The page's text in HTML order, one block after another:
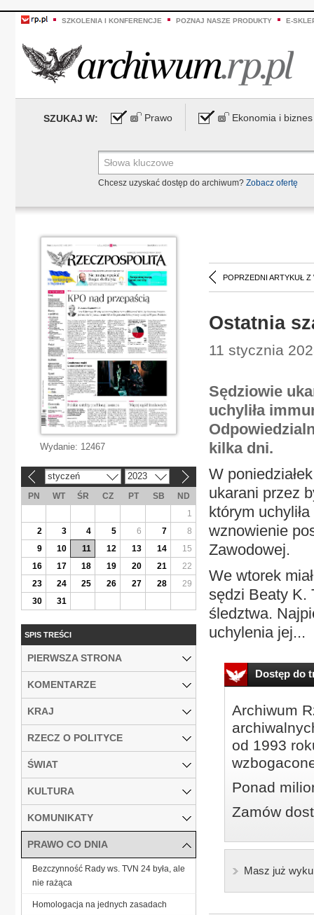
SZKOLENIA I KONFERENCJE POZNAJ NASZE PRODUKTY E-
SZUKAJ W: Prawo Ekonomia i biznes
Chcesz uzyskać dostęp do archiwum? Zobacz ofertę
POPRZEDNI ARTYKUŁ Z
Ostatnia
11 stycznia
Sędziowie
uchyliła
kilka dni.
W
ukarani przez
którym
wznowienie
Zawodowej.
We wtorek
sędzi Beaty K.
śledztwa.
uchylenia jej...
Dostęp do
Archiwum
od 1993
Ponad
Zamów
Masz już
Wydanie: 12467
styczeń 2023
PN WT ŚR CZ PT SB
ND
1
2
3 4 5 6 7
8
9
10 11 12 13 14
15
16
17 18 19 20 21
22
23
24 25 26 27 28
29
30
31
SPIS TREŚCI
PIERWSZA STRONA
KOMENTARZE
KRAJ
RZECZ O POLITYCE
ŚWIAT
KULTURA
KOMUNIKATY
PRAWO CO DNIA
Bezczynność Rady ws. TVN 24 była, ale
nie rażąca
Homologacja na jednych zasadach